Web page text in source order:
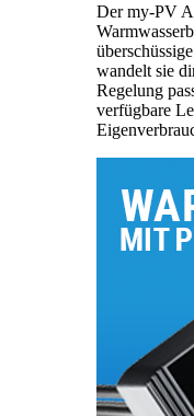
Der my-PV
wandelt sie
Regelung
verfügbare